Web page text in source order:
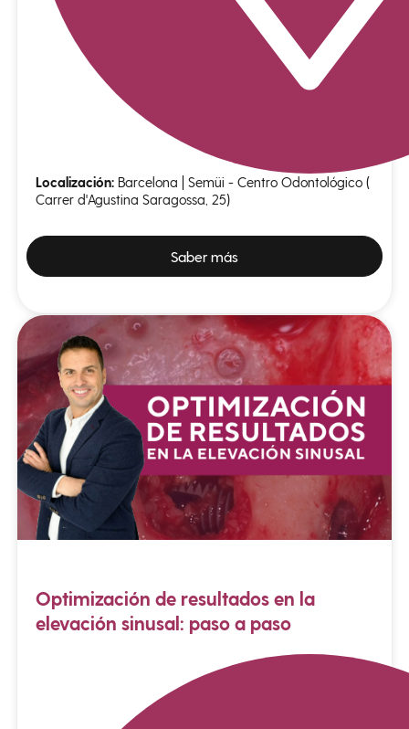
Localización: Barcelona | Semüi - Centro Odontológico (
Carrer d'Agustina Saragossa, 25)
Saber más
Optimización de resultados en la
elevación sinusal: paso a paso